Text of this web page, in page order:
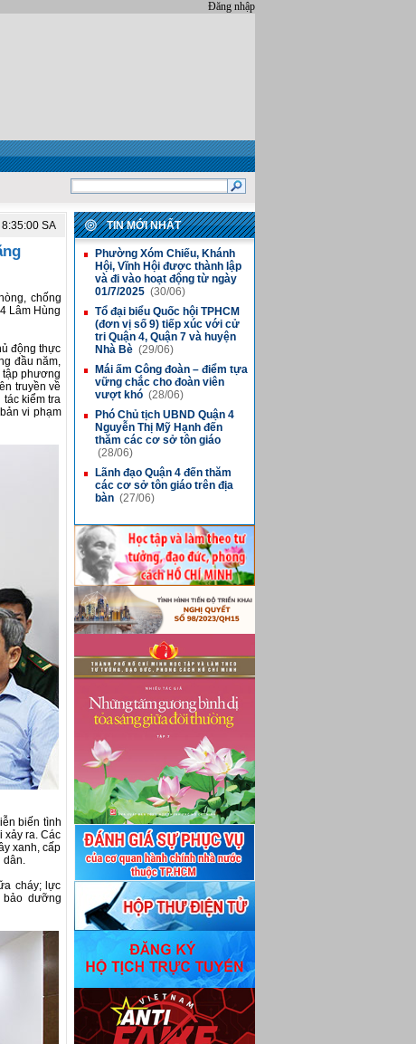
Đăng nhập
SA
chống
Lâm Hùng
động thực
đầu năm,
tập phương
truyền về
kiểm tra
vi phạm
biến tình
xảy ra. Các
xanh, cấp
dân.
cháy; lực
bảo dưỡng
TIN MỚI NHẤT
■
Phường Xóm Chiếu, Khánh
Hội, Vĩnh Hội được thành lập
và đi vào hoạt động từ ngày
01/7/2025 (30/06)
■ Tổ đại biểu Quốc hội TPHCM
(đơn vị số 9) tiếp xúc với cử
tri Quận 4, Quận 7 và huyện
Nhà Bè (29/06)
■
Mái ấm Công đoàn – điểm tựa
vững chắc cho đoàn viên
vượt khó (28/06)
■
Phó Chủ tịch UBND Quận 4
Nguyễn Thị Mỹ Hạnh đến
thăm các cơ sở tôn giáo
(28/06)
■
Lãnh đạo Quận 4 đến thăm
các cơ sở tôn giáo trên địa
bàn (27/06)